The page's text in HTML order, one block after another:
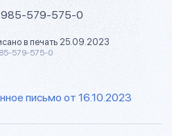
579-575-0
в печать 25.09.2023
579-575-0
письмо от 16.10.2023